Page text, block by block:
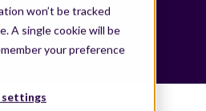
won’t be tracked
A single cookie will be
your preference
settings